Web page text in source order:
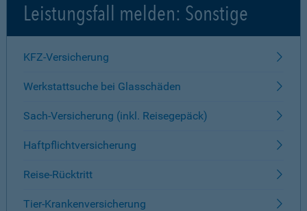
Leistungsfall melden: Sonstige
KFZ-Versicherung
Werkstattsuche bei Glasschäden
Sach-Versicherung (inkl. Reisegepäck)
Haftpflichtversicherung
Reise-Rücktritt
Tier-Krankenversicherung